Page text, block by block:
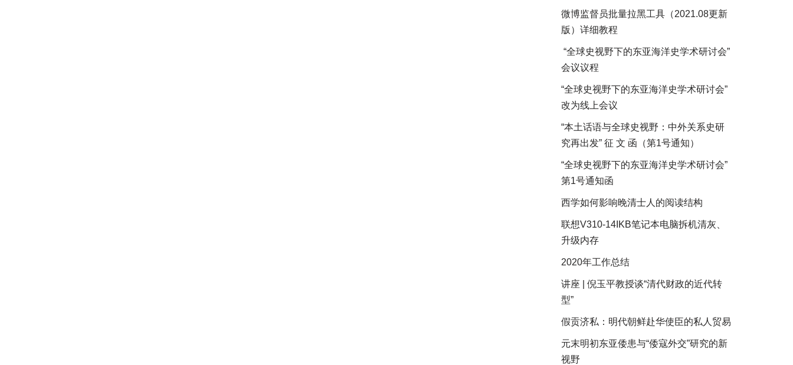
微博监督员批量拉黑工具（2021.08更新
版）详细教程
“全球史视野下的东亚海洋史学术研讨会”
会议议程
“全球史视野下的东亚海洋史学术研讨会”
改为线上会议
“本土话语与全球史视野：中外关系史研
究再出发” 征 文 函（第1号通知）
“全球史视野下的东亚海洋史学术研讨会”
第1号通知函
西学如何影响晚清士人的阅读结构
联想V310-14IKB笔记本电脑拆机清灰、
升级内存
2020年工作总结
讲座 | 倪玉平教授谈“清代财政的近代转
型”
假贡济私：明代朝鲜赴华使臣的私人贸易
元末明初东亚倭患与“倭寇外交”研究的新
视野